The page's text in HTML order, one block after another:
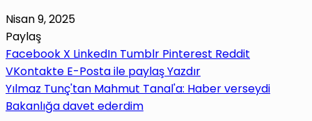
Nisan 9, 2025
Paylaş
Facebook X LinkedIn Tumblr Pinterest Reddit
VKontakte E-Posta ile paylaşYazdır
Yılmaz Tunç'tan Mahmut Tanal'a: Haber verseydi
Bakanlığa davet ederdim